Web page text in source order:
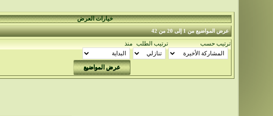
خيارات العرض
عرض المواضيع من 1 إلى 20 من 42
ترتيب حسب ترتيب الطلب منذ